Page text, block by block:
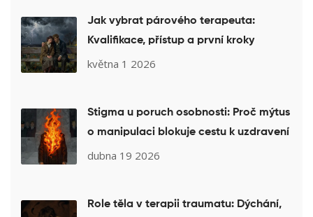
Jak vybrat párového terapeuta:
Kvalifikace, přístup a první kroky
května 1 2026
Stigma u poruch osobnosti: Proč mýtus
o manipulaci blokuje cestu k uzdravení
dubna 19 2026
Role těla v terapii traumatu: Dýchání,